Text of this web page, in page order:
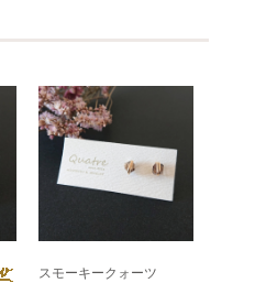
スモーキークォーツ